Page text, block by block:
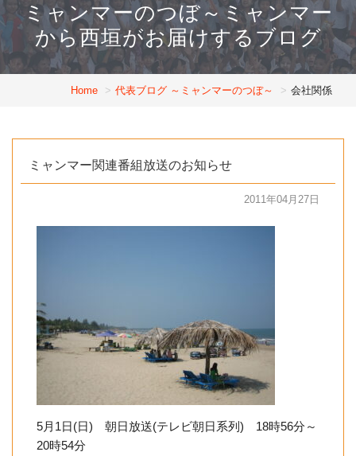
ミャンマーのつぼ～ミャンマー
から西垣がお届けするブログ
Home 代表ブログ ～ミャンマーのつぼ～ 会社関係
ミャンマー関連番組放送のお知らせ
2011年04月27日
5月1日(日) 朝日放送(テレビ朝日系列) 18時56分～
20時54分